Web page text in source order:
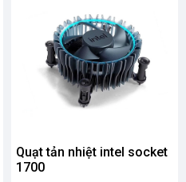
Quạt tản nhiệt intel socket
1700